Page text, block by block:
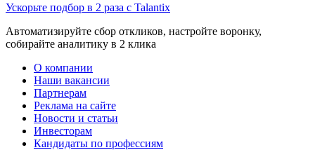
Ускорьте подбор в 2 раза с Talantix
Автоматизируйте сбор откликов, настройте воронку,
собирайте аналитику в 2 клика
О компании
Наши вакансии
Партнерам
Реклама на сайте
Новости и статьи
Инвесторам
Кандидаты по профессиям